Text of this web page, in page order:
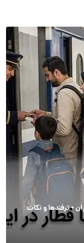
+ ترفندها و نکات